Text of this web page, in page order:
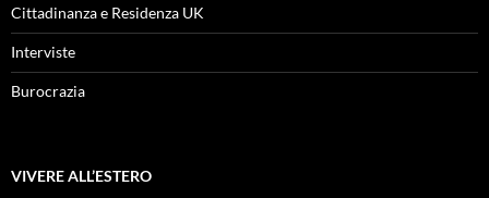
Cittadinanza e Residenza UK
Interviste
Burocrazia
VIVERE ALL’ESTERO